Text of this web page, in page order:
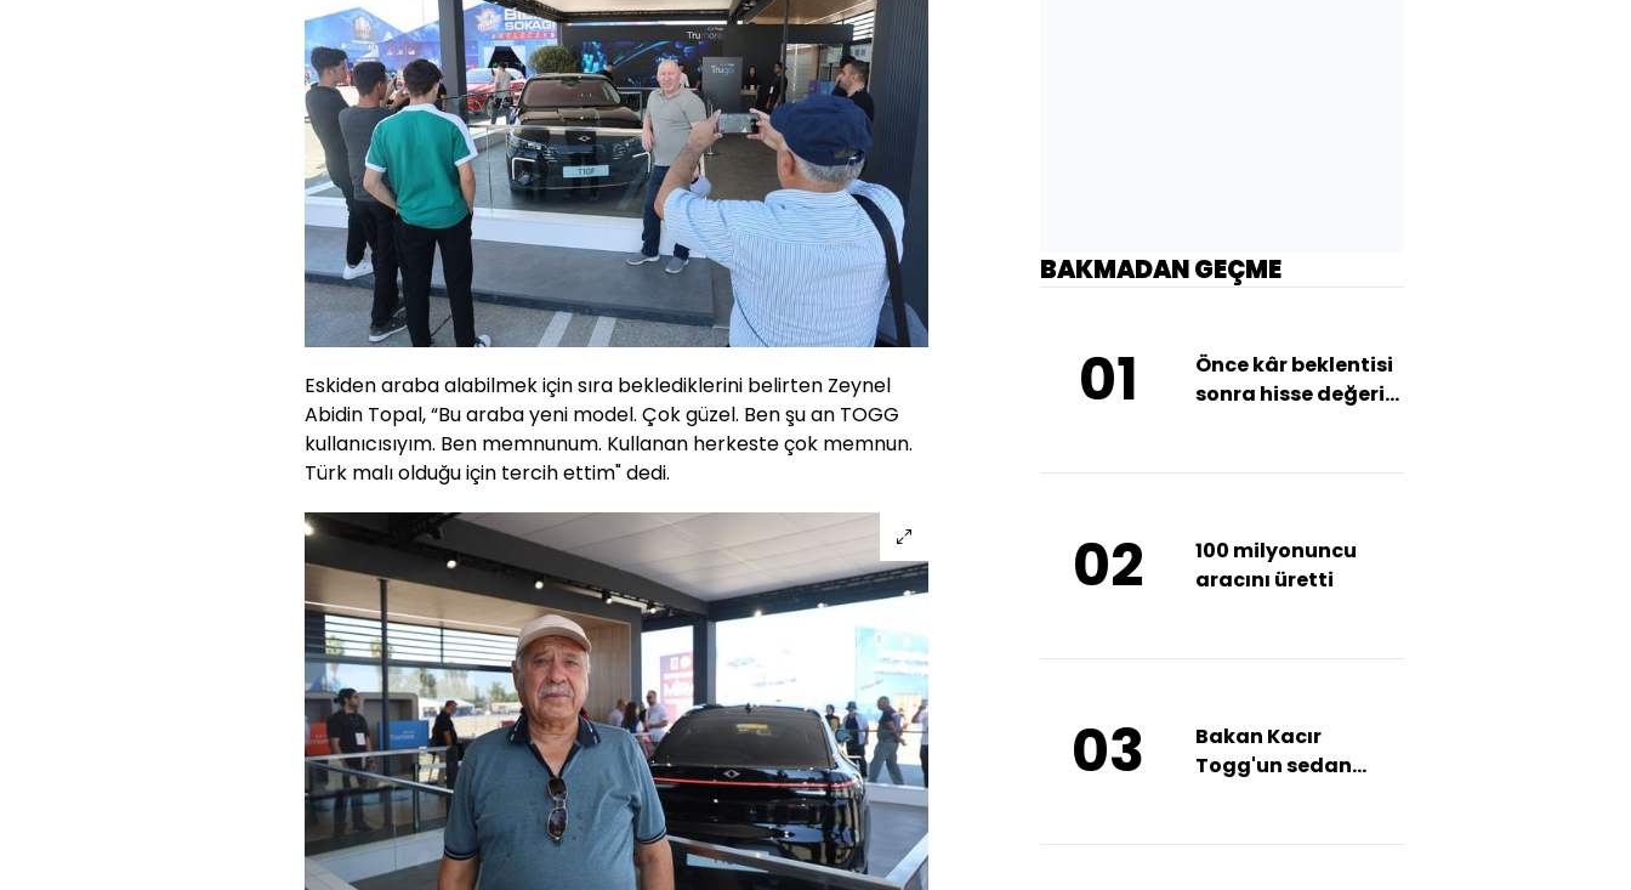
Eskiden araba alabilmek için sıra beklediklerini belirten Zeynel
Abidin Topal, “Bu araba yeni model. Çok güzel. Ben şu an TOGG
kullanıcısıyım. Ben memnunum. Kullanan herkeste çok memnun.
Türk malı olduğu için tercih ettim" dedi.
BAKMADAN GEÇME
01
Önce kâr beklentisi
sonra hisse değeri
02
100 milyonuncu
aracını üretti
03
Bakan Kacır
Togg'un sedan